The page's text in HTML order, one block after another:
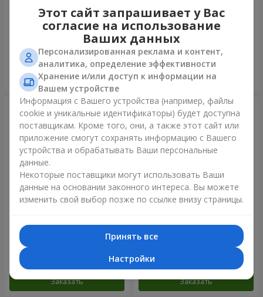
Фонтан шаров "Полярное
Заказать
Коллекция шариков
"Веселый День Рождения" -
7 шариков
Заказать
Микс гелиевых шариков
"Поздравление!"
Заказать
Коллекция шариков
"Веселый День Рождения" -
3 шарика
Заказать
Этот сайт запрашивает у Вас
согласие на использование
Ваших данных
Персонализированная реклама и контент,
аналитика, определение эффективности
Хранение и/или доступ к информации на
Вашем устройстве
Информация с Вашего устройства (например, файлы
cookie и уникальные идентификаторы) будет доступна
поставщикам. Кроме того, они, а также этот сайт или
приложение смогут сохранять информацию с Вашего
устройства и обрабатывать Ваши персональные
данные.
Некоторые поставщики могут использовать Ваши
данные на основании законного интереса. Вы можете
изменить свой выбор позже по ссылке внизу страницы.
Принять все
Настройки